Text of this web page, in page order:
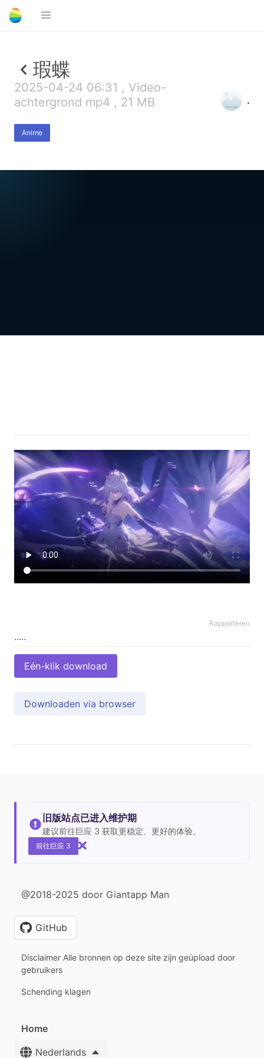
瑕蝶
2025-04-24 06:31 , Video-
achtergrond mp4 , 21 MB
Anime
.
Rapporteren
Eén-klik download
Downloaden via browser
旧版站点已进入维护期
建议前往巨应 3 获取更稳定、更好的体验。
前往巨应 3
@2018-2025 door Giantapp Man
GitHub
Disclaimer Alle bronnen op deze site zijn geüpload door
gebruikers
Schending klagen
Home
Nederlands